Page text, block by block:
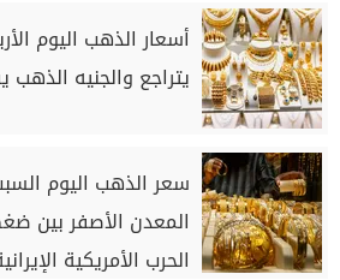
يتراجع والجنيه الذهب
سعر الذهب اليوم
المعدن الأصفر بين
الحرب الأمريكية